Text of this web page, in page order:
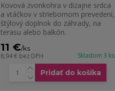
Kovová zvonkohra v dizajne srdca
a vtáčkov v striebornom prevedení,
štýlový doplnok do záhrady, na
terasu alebo balkón.
11 €/ks
8,94 € bez DPH Skladom 3 ks
Pridať do košíka